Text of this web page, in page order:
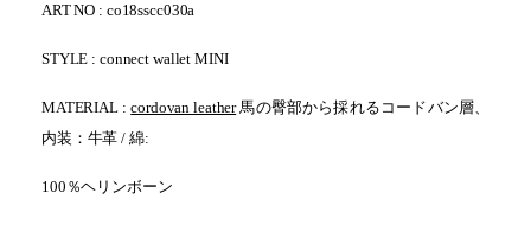
ART NO : co18sscc030a
STYLE : connect wallet MINI
MATERIAL :cordovan leather馬の臀部から採れるコードバン層、
内装：牛革 / 綿:
100％ヘリンボーン